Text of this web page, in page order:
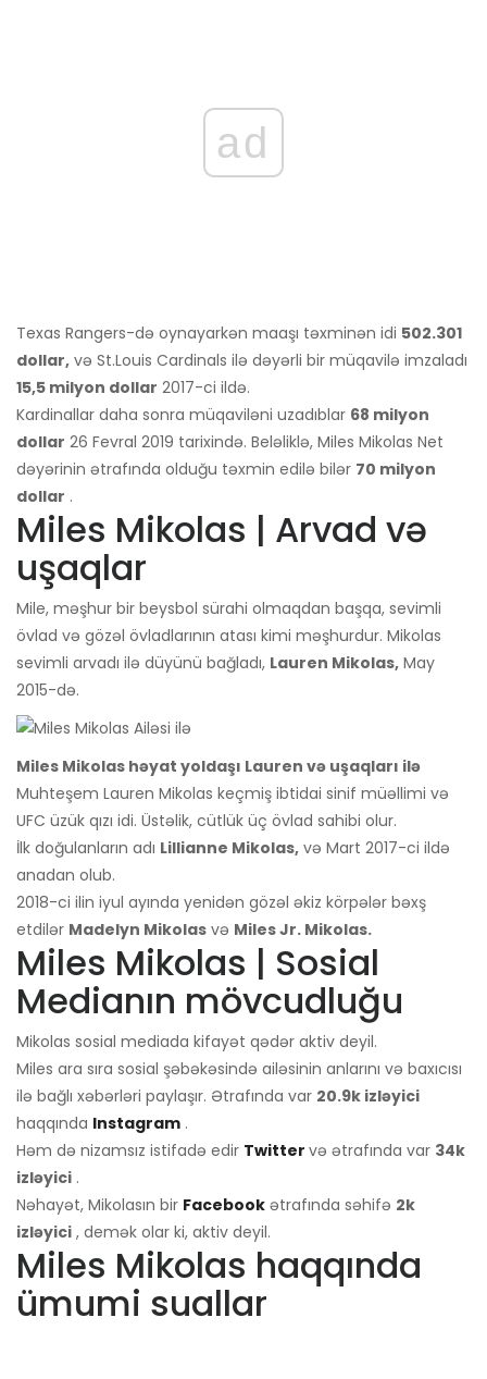
ad
Texas Rangers-də oynayarkən maaşı təxminən idi 502.301
dollar, və St.Louis Cardinals ilə dəyərli bir müqavilə imzaladı
15,5 milyon dollar 2017-ci ildə.
Kardinallar daha sonra müqaviləni uzadıblar 68 milyon
dollar 26 Fevral 2019 tarixində. Beləliklə, Miles Mikolas Net
dəyərinin ətrafında olduğu təxmin edilə bilər 70 milyon
dollar .
Miles Mikolas | Arvad və
uşaqlar
Mile, məşhur bir beysbol sürahi olmaqdan başqa, sevimli
övlad və gözəl övladlarının atası kimi məşhurdur. Mikolas
sevimli arvadı ilə düyünü bağladı, Lauren Mikolas, May
2015-də.
Miles Mikolas həyat yoldaşı Lauren və uşaqları ilə
Muhteşem Lauren Mikolas keçmiş ibtidai sinif müəllimi və
UFC üzük qızı idi. Üstəlik, cütlük üç övlad sahibi olur.
İlk doğulanların adı Lillianne Mikolas, və Mart 2017-ci ildə
anadan olub.
2018-ci ilin iyul ayında yenidən gözəl əkiz körpələr bəxş
etdilər Madelyn Mikolas və Miles Jr. Mikolas.
Miles Mikolas | Sosial
Medianın mövcudluğu
Mikolas sosial mediada kifayət qədər aktiv deyil.
Miles ara sıra sosial şəbəkəsində ailəsinin anlarını və baxıcısı
ilə bağlı xəbərləri paylaşır. Ətrafında var 20.9k izləyici
haqqında Instagram .
Həm də nizamsız istifadə edir Twitter və ətrafında var 34k
izləyici .
Nəhayət, Mikolasın bir Facebook ətrafında səhifə 2k
izləyici , demək olar ki, aktiv deyil.
Miles Mikolas haqqında
ümumi suallar